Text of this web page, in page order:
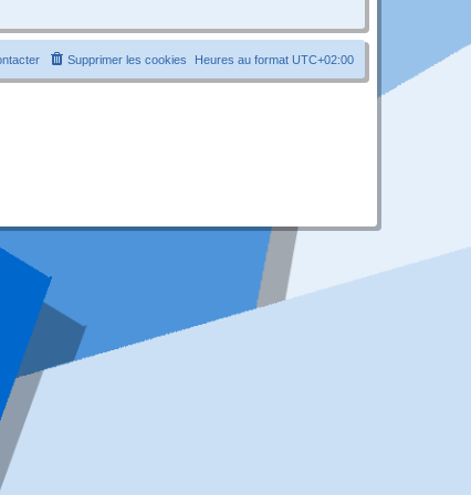
Heures au format UTC+02:00
Supprimer les cookies